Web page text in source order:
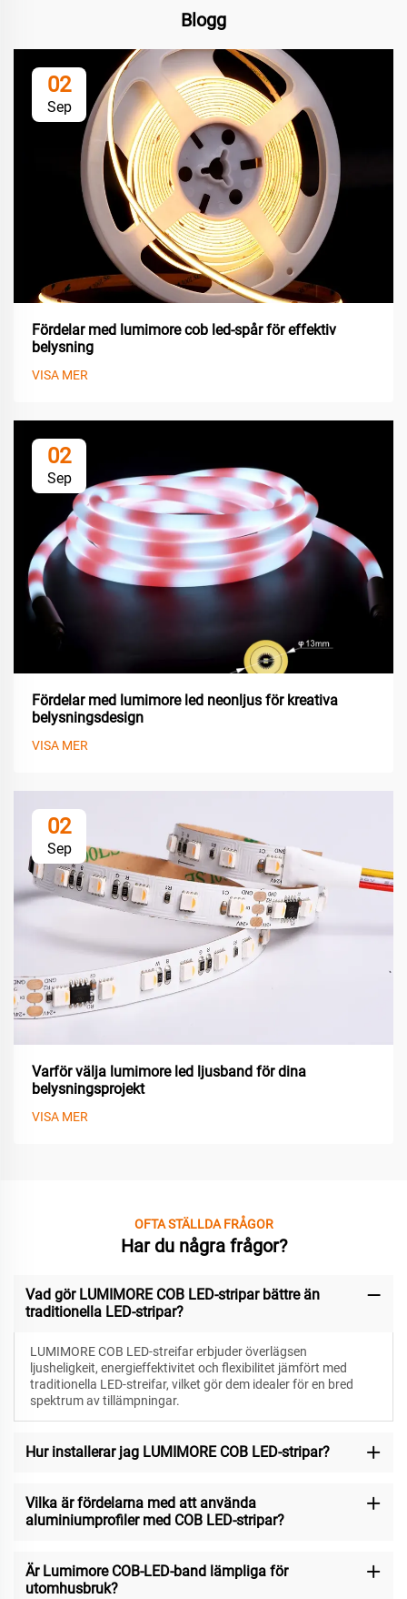
Blogg
02
Sep
Fördelar med lumimore cob led-spår för effektiv
belysning
VISA MER
02
Sep
Fördelar med lumimore led neonljus för kreativa
belysningsdesign
VISA MER
02
Sep
Varför välja lumimore led ljusband för dina
belysningsprojekt
VISA MER
OFTA STÄLLDA FRÅGOR
Har du några frågor?
Vad gör LUMIMORE COB LED-stripar bättre än
traditionella LED-stripar?
LUMIMORE COB LED-streifar erbjuder överlägsen
ljusheligkeit, energieffektivitet och flexibilitet jämfört med
traditionella LED-streifar, vilket gör dem idealer för en bred
spektrum av tillämpningar.
Hur installerar jag LUMIMORE COB LED-stripar?
Vilka är fördelarna med att använda
aluminiumprofiler med COB LED-stripar?
Är Lumimore COB-LED-band lämpliga för
utomhusbruk?